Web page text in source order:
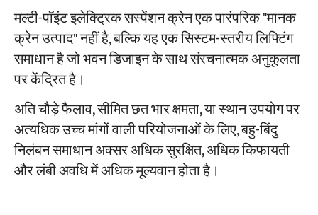
मल्टी-पॉइंट इलेक्ट्रिक सस्पेंशन क्रेन एक पारंपरिक "मानक
क्रेन उत्पाद" नहीं है, बल्कि यह एक सिस्टम-स्तरीय लिफ्टिंग
समाधान है जो भवन डिजाइन के साथ संरचनात्मक अनुकूलता
पर केंद्रित है।
अति चौड़े फैलाव, सीमित छत भार क्षमता, या स्थान उपयोग पर
अत्यधिक उच्च मांगों वाली परियोजनाओं के लिए, बहु-बिंदु
निलंबन समाधान अक्सर अधिक सुरक्षित, अधिक किफायती
और लंबी अवधि में अधिक मूल्यवान होता है।